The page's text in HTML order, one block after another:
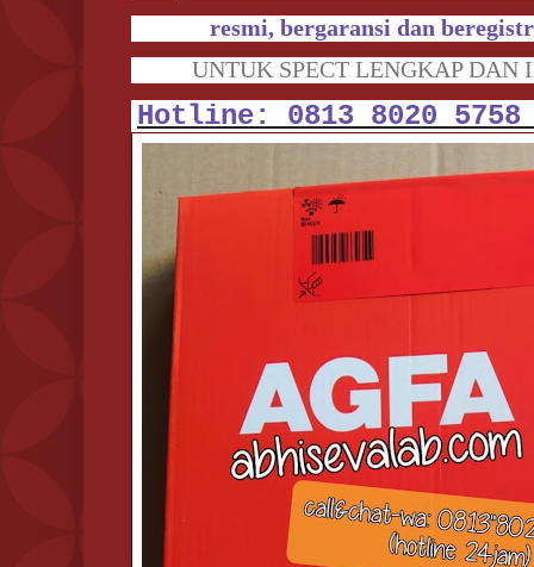
resmi, bergaransi dan
UNTUK SPECT LENGKAP DAN
Hotline: 0813 8020